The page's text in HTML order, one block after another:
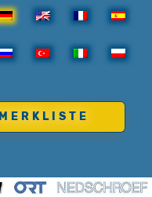
MERKLISTE